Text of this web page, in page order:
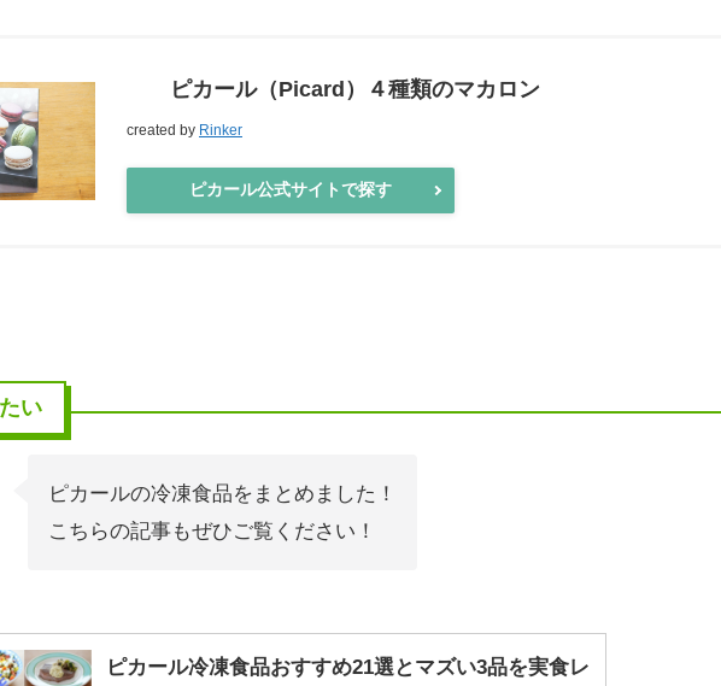
ピカール（Picard）４種類のマカロン
created by Rinker
ピカール公式サイトで探す
い
ピカールの冷凍食品をまとめました！
こちらの記事もぜひご覧ください！
ピカール冷凍食品おすすめ21選とマズい3品を実食レ